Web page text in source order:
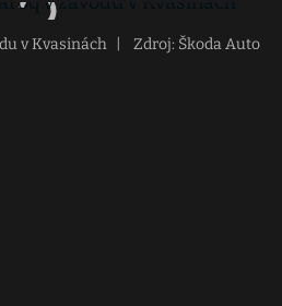
v Kvasinách Zdroj: Škoda Auto